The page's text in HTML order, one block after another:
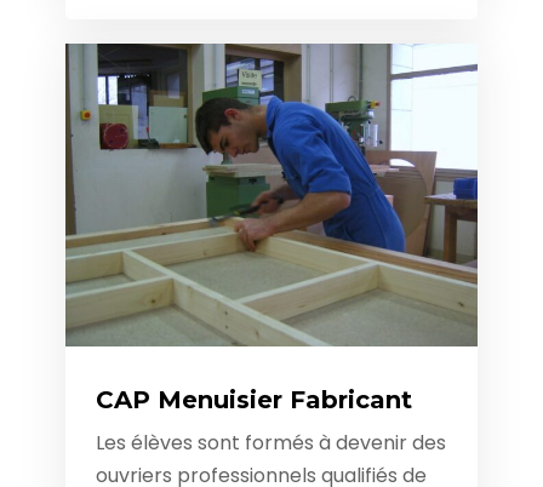
CAP Menuisier Fabricant
Les élèves sont formés à devenir des
ouvriers professionnels qualifiés de